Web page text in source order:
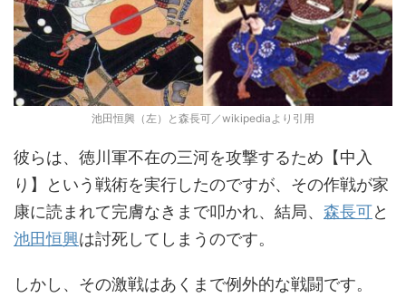
池田恒興（左）と森長可／wikipediaより引用
彼らは、徳川軍不在の三河を攻撃するため【中入
り】という戦術を実行したのですが、その作戦が家
康に読まれて完膚なきまで叩かれ、結局、 森長可と
池田恒興は討死してしまうのです。
しかし、その激戦はあくまで例外的な戦闘です。